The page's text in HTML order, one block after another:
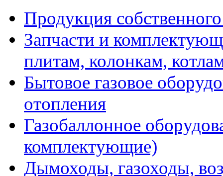
Продукция
Запчасти и
плитам, колонкам,
Бытовое газовое
отопления
Газобаллонное
комплектующие)
Дымоходы, газоходы,